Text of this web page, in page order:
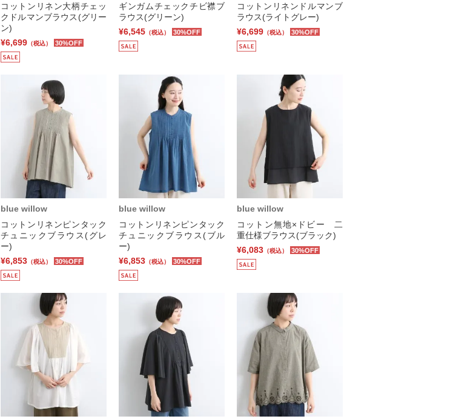
コットンリネン大柄チェッ
クドルマンブラウス(グリー
ン)
¥6,699 （税込） 30%OFF
ギンガムチェックチビ襟ブ
ラウス(グリーン)
¥6,545 （税込） 30%OFF
コットンリネンドルマンブ
ラウス(ライトグレー)
¥6,699 （税込） 30%OFF
blue willow
コットンリネンピンタック
チュニックブラウス(グレ
ー)
¥6,853 （税込） 30%OFF
blue willow
コットンリネンピンタック
チュニックブラウス(ブル
ー)
¥6,853 （税込） 30%OFF
blue willow
コットン無地×ドビー 二
重仕様ブラウス(ブラック)
¥6,083 （税込） 30%OFF